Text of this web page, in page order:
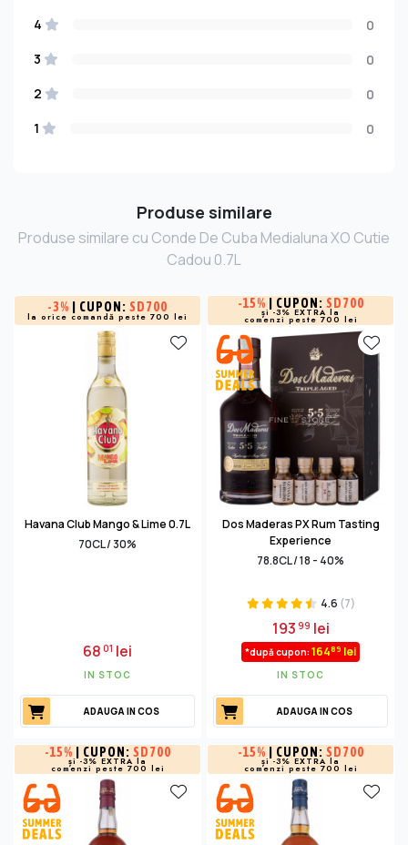
4
0
3
0
2
0
1
0
Produse similare
Produse similare cu Conde De Cuba Medialuna XO Cutie
Cadou 0.7L
-3% | CUPON: SD700
la orice comandă peste 700 lei
Havana Club Mango & Lime 0.7L
70CL / 30%
6801 lei
IN STOC
ADAUGA IN COS
-15% | CUPON: SD700
și -3% EXTRA la
comenzi peste 700 lei
Dos Maderas PX Rum Tasting
Experience
78.8CL / 18 - 40%
4.6 (7)
19399 lei
*după cupon: 16489 lei
IN STOC
ADAUGA IN COS
-15% | CUPON: SD700
și -3% EXTRA la
comenzi peste 700 lei
-15% | CUPON: SD700
și -3% EXTRA la
comenzi peste 700 lei